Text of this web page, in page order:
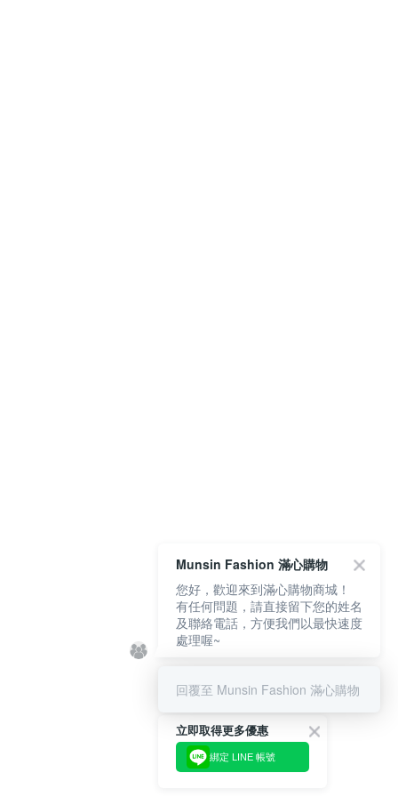
立即取得更多優惠
綁定 LINE 帳號
Munsin Fashion 滿心購物
您好，歡迎來到滿心購物商城！
有任何問題，請直接留下您的姓名
及聯絡電話，方便我們以最快速度
處理喔~
回覆至 Munsin Fashion 滿心購物